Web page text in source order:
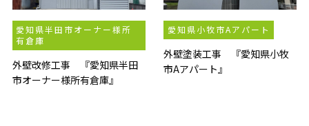
愛知県半田市オーナー様所
有倉庫
外壁改修工事 『愛知県半田
市オーナー様所有倉庫』
愛知県小牧市Aアパート
外壁塗装工事 『愛知県小牧
市Aアパート』